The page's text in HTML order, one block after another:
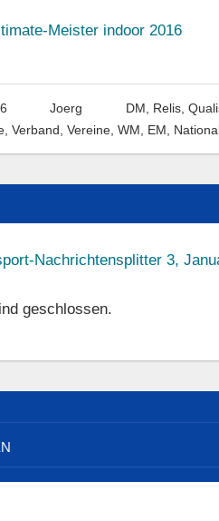
Meister indoor 2016
Joerg DM, Relis,
Verband Vereine WM, EM,
Nachrichtensplitter 3,
geschlossen.